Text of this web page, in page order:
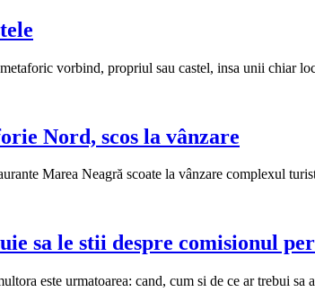
vorbind, propriul sau castel, insa unii chiar
Nord, scos la vânzare
Marea Neagră scoate la vânzare complexul
sa le stii despre comisionul
este urmatoarea: cand, cum si de ce ar trebui